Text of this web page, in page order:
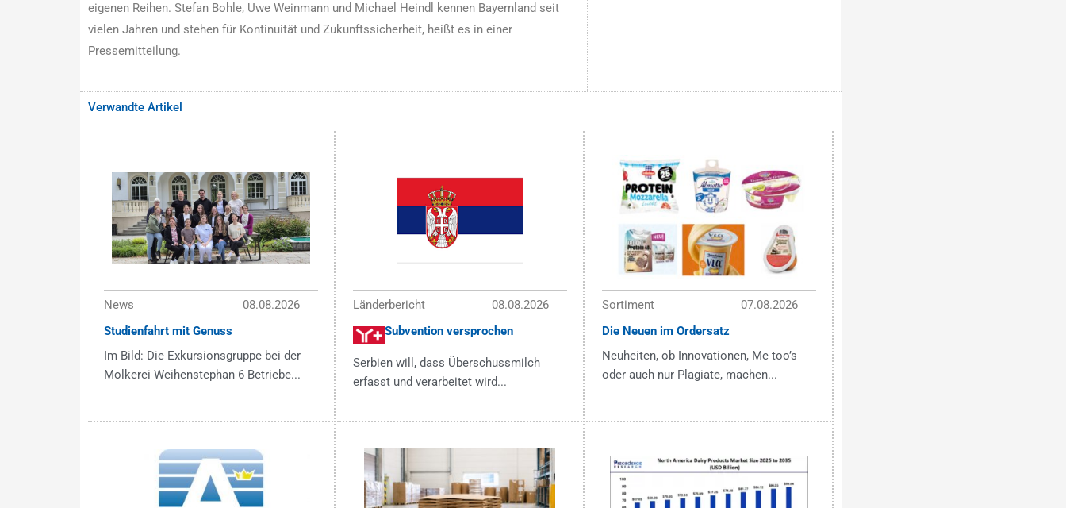
eigenen Reihen. Stefan Bohle, Uwe Weinmann und Michael Heindl kennen Bayernland seit
vielen Jahren und stehen für Kontinuität und Zukunftssicherheit, heißt es in einer
Pressemitteilung.
Verwandte Artikel
News
08.08.2026
Studienfahrt mit Genuss
Im Bild: Die Exkursionsgruppe bei der
Molkerei Weihenstephan 6 Betriebe...
Länderbericht
08.08.2026
Subvention versprochen
Serbien will, dass Überschussmilch
erfasst und verarbeitet wird...
Sortiment
07.08.2026
Die Neuen im Ordersatz
Neuheiten, ob Innovationen, Me too’s
oder auch nur Plagiate, machen...